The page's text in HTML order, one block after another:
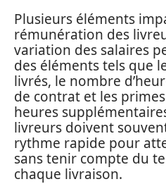
Plusieurs éléments
rémunération des
variation des salaires
des éléments tels que
livrés, le nombre
de contrat et les
heures
livreurs doivent
rythme rapide pour
sans tenir compte du
chaque livraison.